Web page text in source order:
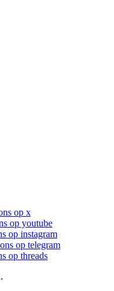
op x
op youtube
op instagram
op telegram
op threads